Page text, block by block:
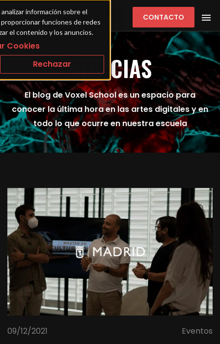
información sobre el
funciones de redes
el contenido y los anuncios.
Cookies
Rechazar
CONTACTO
NOTICIAS
El blog de Voxel School es un espacio para
conocer la última hora en las artes digitales y en
todo lo que ocurre en nuestra escuela
09/12/2021 Eventos